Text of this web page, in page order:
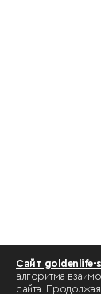
Сайт goldenlife-
алгоритма
сайта.